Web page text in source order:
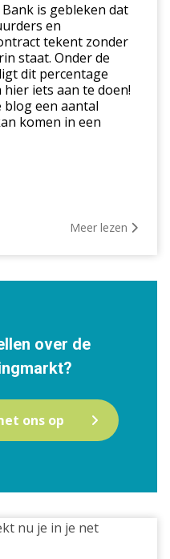
is gebleken dat
en
tekent zonder
staat. Onder de
dit percentage
iets aan te doen!
blog een aantal
komen in een
Meer lezen
over de
ons op